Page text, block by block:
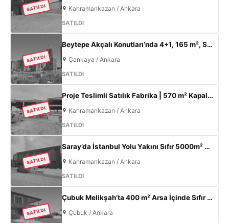
SATILDI Kahramankazan / Ankara
SATILDI
SATILDI
Beytepe Akçalı Konutları’nda 4+1, 165 m², Sıfır Lüks Daire | Site İçi, Otoparklı, Takasa Uygun
Çankaya / Ankara
SATILDI
SATILDI
Proje Teslimli Satılık Fabrika | 570 m² Kapalı Alan + 450 m² Açık Alan | 100 KW Enerji | Saray Kahramankazan
Kahramankazan / Ankara
SATILDI
SATILDI
Saray’da İstanbul Yolu Yakını Sıfır 5000m² Fabrika | 300KW & 800m² Ofis
Kahramankazan / Ankara
SATILDI
SATILDI
Çubuk Melikşah’ta 400 m² Arsa İçinde Sıfır 3+1 Müstakil Ev – Kaçırılmayacak Fırsat!
Çubuk / Ankara